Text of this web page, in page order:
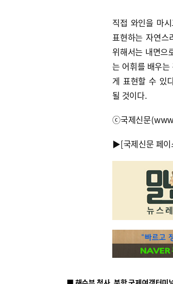
직접 와인을 마
표현하는 자연스
위해서는 내면으
는 어휘를 배우
게 표현할 수 있
될 것이다.
ⓒ국제신문
▶[국제신문 페